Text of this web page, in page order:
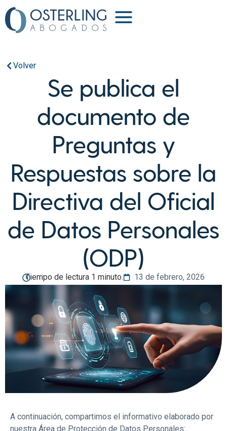
Volver
Se publica el
documento de
Preguntas y
Respuestas sobre la
Directiva del Oficial
de Datos Personales
(ODP)
Tiempo de lectura 1 minuto. 13 de febrero, 2026
A continuación, compartimos el informativo elaborado por
nuestra Área de Protección de Datos Personales: